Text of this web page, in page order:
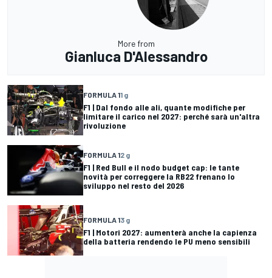
More from
Gianluca D'Alessandro
FORMULA 11 g
F1 | Dal fondo alle ali, quante modifiche per
limitare il carico nel 2027: perché sarà un'altra
rivoluzione
FORMULA 12 g
F1 | Red Bull e il nodo budget cap: le tante
novità per correggere la RB22 frenano lo
sviluppo nel resto del 2026
FORMULA 13 g
F1 | Motori 2027: aumenterà anche la capienza
della batteria rendendo le PU meno sensibili